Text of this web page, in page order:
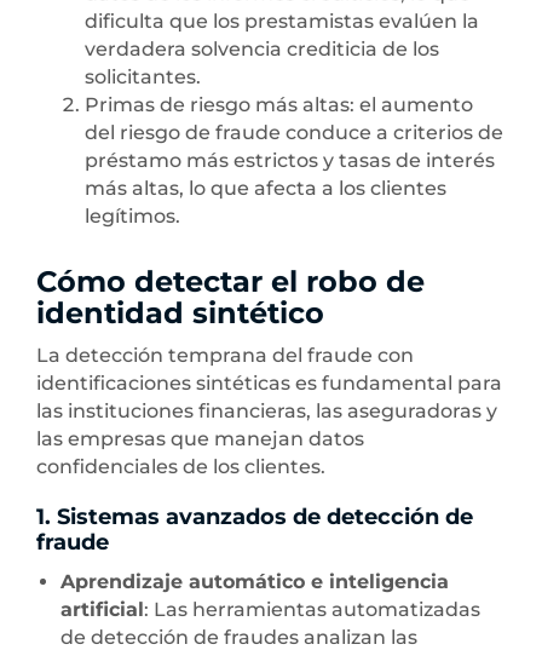
dificulta que los prestamistas evalúen la
verdadera solvencia crediticia de los
solicitantes.
Primas de riesgo más altas: el aumento
del riesgo de fraude conduce a criterios de
préstamo más estrictos y tasas de interés
más altas, lo que afecta a los clientes
legítimos.
Cómo detectar el robo de
identidad sintético
La detección temprana del fraude con
identificaciones sintéticas es fundamental para
las instituciones financieras, las aseguradoras y
las empresas que manejan datos
confidenciales de los clientes.
1. Sistemas avanzados de detección de
fraude
Aprendizaje automático e inteligencia
artificial: Las herramientas automatizadas
de detección de fraudes analizan las